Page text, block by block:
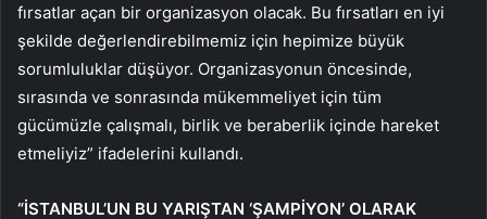
fırsatlar açan bir organizasyon olacak. Bu fırsatları en iyi
şekilde değerlendirebilmemiz için hepimize büyük
sorumluluklar düşüyor. Organizasyonun öncesinde,
sırasında ve sonrasında mükemmeliyet için tüm
gücümüzle çalışmalı, birlik ve beraberlik içinde hareket
etmeliyiz” ifadelerini kullandı.
“İSTANBUL’UN BU YARIŞTAN ‘ŞAMPİYON’ OLARAK